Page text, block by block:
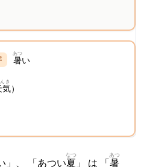
暑
あつ
い
気
き
）
」、 「あつい夏
なつ
」 は 「 暑
あつ